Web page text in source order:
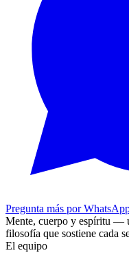
Pregunta más por
Mente, cuerpo y espíritu —
filosofía que sostiene cada
El equipo